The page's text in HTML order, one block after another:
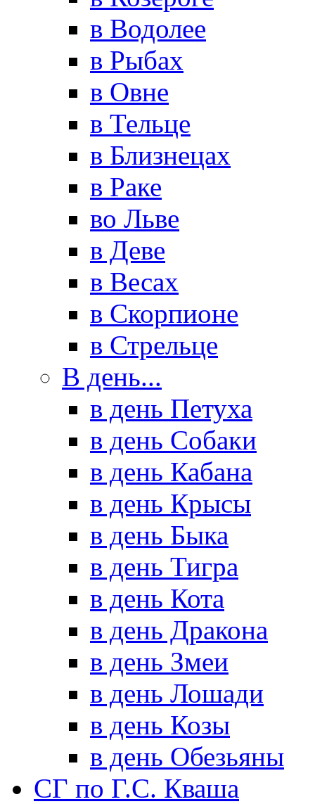
в Водолее
в Рыбах
в Овне
в Тельце
в Близнецах
в Раке
во Льве
в Деве
в Весах
в Скорпионе
в Стрельце
В день...
в день Петуха
в день Собаки
в день Кабана
в день Крысы
в день Быка
в день Тигра
в день Кота
в день Дракона
в день Змеи
в день Лошади
в день Козы
в день Обезьяны
СГ по Г.С. Кваша